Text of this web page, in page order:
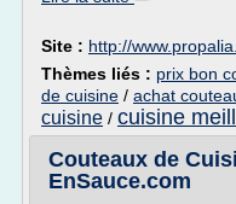
Site : http://
Thèmes liés : prix bon
de cuisine / achat
cuisine / cuisine
Couteaux de
EnSauce.com